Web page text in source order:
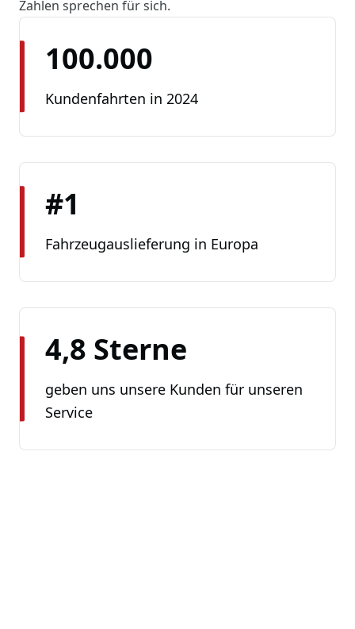
Zahlen sprechen für sich.
100.000
Kundenfahrten in 2024
#1
Fahrzeugauslieferung in Europa
4,8 Sterne
geben uns unsere Kunden für unseren
Service